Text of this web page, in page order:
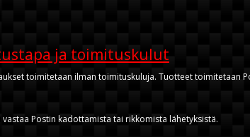
ja toimituskulut
toimitetaan ilman toimituskuluja. Tuotteet toimitetaan
vastaa Postin kadottamista tai rikkomista lähetyksistä.